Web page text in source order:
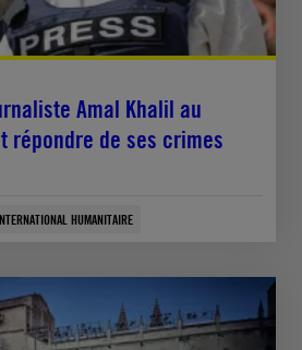
Amal Khalil au
répondre de ses crimes
HUMANITAIRE